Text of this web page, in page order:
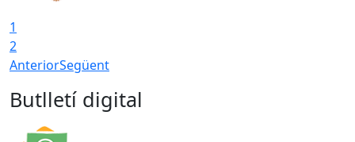
1
2
AnteriorSegüent
Butlletí digital